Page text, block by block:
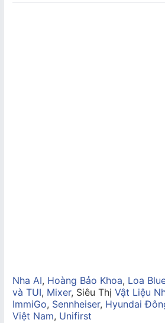
Nha AI, Hoàng Bảo Khoa, Loa
và TUI, Mixer, Siêu Thị Vật Liệu
ImmiGo, Sennheiser, Hyundai
Việt Nam, Unifirst